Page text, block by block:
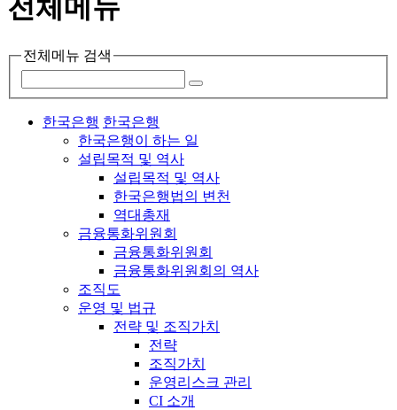
전체메뉴
전체메뉴 검색
한국은행 한국은행
한국은행이 하는 일
설립목적 및 역사
설립목적 및 역사
한국은행법의 변천
역대총재
금융통화위원회
금융통화위원회
금융통화위원회의 역사
조직도
운영 및 법규
전략 및 조직가치
전략
조직가치
운영리스크 관리
CI 소개